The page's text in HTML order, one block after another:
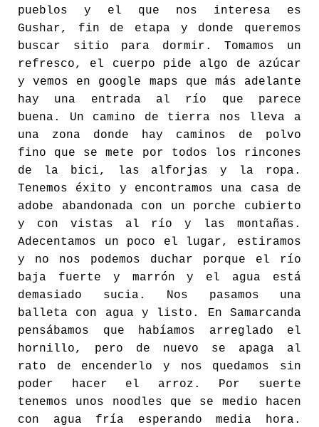
pueblos y el que nos interesa es
Gushar, fin de etapa y donde queremos
buscar sitio para dormir. Tomamos un
refresco, el cuerpo pide algo de azúcar
y vemos en google maps que más adelante
hay una entrada al río que parece
buena. Un camino de tierra nos lleva a
una zona donde hay caminos de polvo
fino que se mete por todos los rincones
de la bici, las alforjas y la ropa.
Tenemos éxito y encontramos una casa de
adobe abandonada con un porche cubierto
y con vistas al río y las montañas.
Adecentamos un poco el lugar, estiramos
y no nos podemos duchar porque el río
baja fuerte y marrón y el agua está
demasiado sucia. Nos pasamos una
balleta con agua y listo. En Samarcanda
pensábamos que habíamos arreglado el
hornillo, pero de nuevo se apaga al
rato de encenderlo y nos quedamos sin
poder hacer el arroz. Por suerte
tenemos unos noodles que se medio hacen
con agua fría esperando media hora.